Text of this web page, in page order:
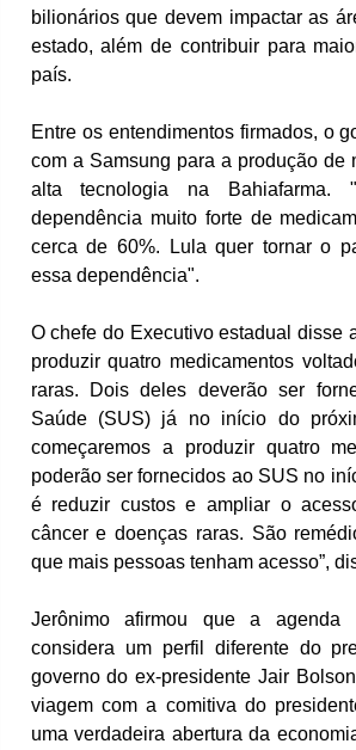
bilionários que devem impactar as
estado, além de contribuir para
país.
Entre os entendimentos firmados, o
com a Samsung para a produção de
alta tecnologia na
dependência muito forte de
cerca de 60%. Lula quer tornar o
essa dependência".
O chefe do Executivo estadual disse
produzir quatro medicamentos
raras. Dois deles deverão ser
Saúde (SUS) já no início do
começaremos a produzir quatro
poderão ser fornecidos ao SUS no
é reduzir custos e ampliar o
câncer e doenças raras. São
que mais pessoas tenham acesso”,
Jerônimo afirmou que a agenda
considera um perfil diferente do
governo do ex-presidente Jair
viagem com a comitiva do
uma verdadeira abertura da